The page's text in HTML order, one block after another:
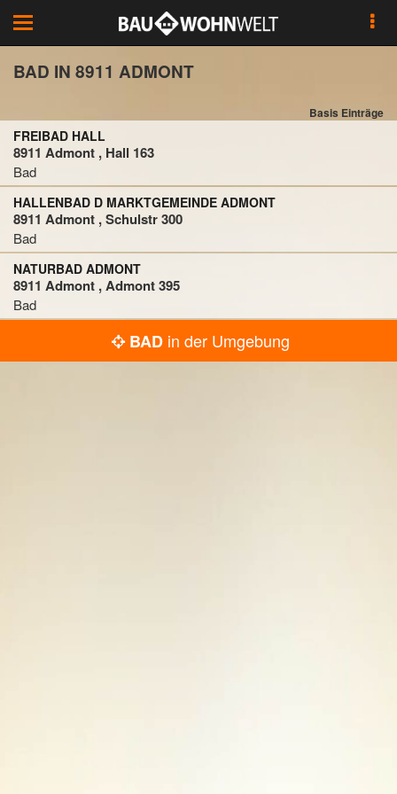
Toggle
navigation
BAD IN 8911 ADMONT
Basis Einträge
FREIBAD HALL
8911 Admont , Hall 163
Bad
HALLENBAD D MARKTGEMEINDE ADMONT
8911 Admont , Schulstr 300
Bad
NATURBAD ADMONT
8911 Admont , Admont 395
Bad
BADin der Umgebung